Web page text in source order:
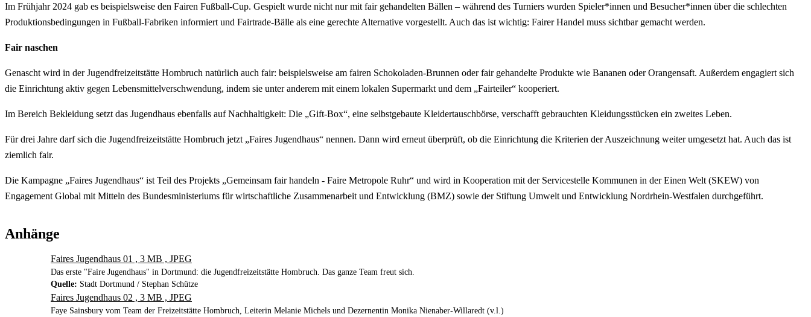
Im Frühjahr 2024 gab es beispielsweise den Fairen Fußball-Cup. Gespielt wurde nicht nur mit fair gehandelten Bällen – während des Turniers wurden Spieler*innen und Besucher*innen über die schlechten
Produktionsbedingungen in Fußball-Fabriken informiert und Fairtrade-Bälle als eine gerechte Alternative vorgestellt. Auch das ist wichtig: Fairer Handel muss sichtbar gemacht werden.
Fair naschen
Genascht wird in der Jugendfreizeitstätte Hombruch natürlich auch fair: beispielsweise am fairen Schokoladen-Brunnen oder fair gehandelte Produkte wie Bananen oder Orangensaft. Außerdem engagiert sich
die Einrichtung aktiv gegen Lebensmittelverschwendung, indem sie unter anderem mit einem lokalen Supermarkt und dem „Fairteiler“ kooperiert.
Im Bereich Bekleidung setzt das Jugendhaus ebenfalls auf Nachhaltigkeit: Die „Gift-Box“, eine selbstgebaute Kleidertauschbörse, verschafft gebrauchten Kleidungsstücken ein zweites Leben.
Für drei Jahre darf sich die Jugendfreizeitstätte Hombruch jetzt „Faires Jugendhaus“ nennen. Dann wird erneut überprüft, ob die Einrichtung die Kriterien der Auszeichnung weiter umgesetzt hat. Auch das ist
ziemlich fair.
Die Kampagne „Faires Jugendhaus“ ist Teil des Projekts „Gemeinsam fair handeln - Faire Metropole Ruhr“ und wird in Kooperation mit der Servicestelle Kommunen in der Einen Welt (SKEW) von
Engagement Global mit Mitteln des Bundesministeriums für wirtschaftliche Zusammenarbeit und Entwicklung (BMZ) sowie der Stiftung Umwelt und Entwicklung Nordrhein-Westfalen durchgeführt.
Anhänge
Faires Jugendhaus 01 , 3 MB , JPEG
Das erste "Faire Jugendhaus" in Dortmund: die Jugendfreizeitstätte Hombruch. Das ganze Team freut sich.
Quelle: Stadt Dortmund / Stephan Schütze
Faires Jugendhaus 02 , 3 MB , JPEG
Faye Sainsbury vom Team der Freizeitstätte Hombruch, Leiterin Melanie Michels und Dezernentin Monika Nienaber-Willaredt (v.l.)